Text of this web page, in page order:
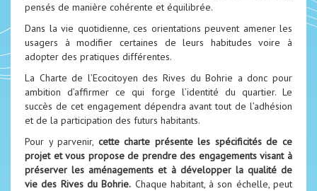
pensés de manière cohérente et équilibrée.
Dans la vie quotidienne, ces orientations peuvent amener les
usagers à modifier certaines de leurs habitudes voire à
adopter des pratiques différentes.
La Charte de l’Ecocitoyen des Rives du Bohrie a donc pour
ambition d’affirmer ce qui forge l’identité du quartier. Le
succès de cet engagement dépendra avant tout de l’adhésion
et de la participation des futurs habitants.
Pour y parvenir, cette charte présente les spécificités de ce
projet et vous proposede prendre des engagements visant à
préserver les aménagements et à développer la qualité de
vie des Rives du Bohrie. Chaque habitant, à son échelle, peut